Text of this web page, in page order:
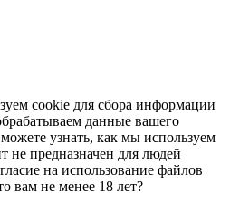
cookie для сбора информации
данные вашего
узнать, как мы используем
не предназначен для людей
на использование файлов
вам не менее 18 лет?